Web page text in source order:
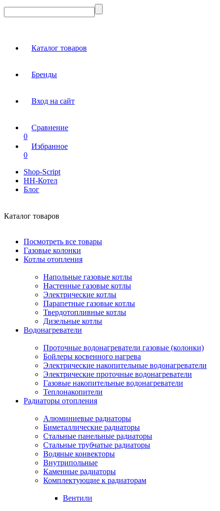
Каталог товаров
Бренды
Вход на сайт
Сравнение
0
Избранное
0
Shop-Script
НН-Котел
Блог
Каталог товаров
Посмотреть все товары
Газовые колонки
Котлы отопления
Напольные газовые котлы
Настенные газовые котлы
Электрические котлы
Парапетные газовые котлы
Твердотопливные котлы
Дизельные котлы
Водонагреватели
Проточные водонагреватели газовые (колонки)
Бойлеры косвенного нагрева
Электрические накопительные водонагреватели
Электрические проточные водонагреватели
Газовые накопительные водонагреватели
Теплонакопители
Радиаторы отопления
Алюминиевые радиаторы
Биметаллические радиаторы
Стальные панельные радиаторы
Стальные трубчатые радиаторы
Водяные конвекторы
Внутрипольные
Каменные радиаторы
Комплектующие к радиаторам
Вентили